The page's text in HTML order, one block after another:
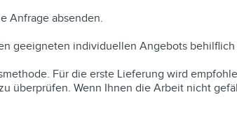
Anfrage absenden.
geeigneten individuellen Angebots
Für die erste Lieferung wird
überprüfen. Wenn Ihnen die Arbeit nicht